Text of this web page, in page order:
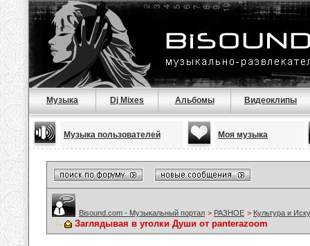
Музыка Dj Mixes Альбомы Видеоклипы
Музыка пользователей Моя музыка
Bisound.com - Музыкальный портал > РАЗНОЕ > Культура и
Заглядывая в уголки Души от panterazoom